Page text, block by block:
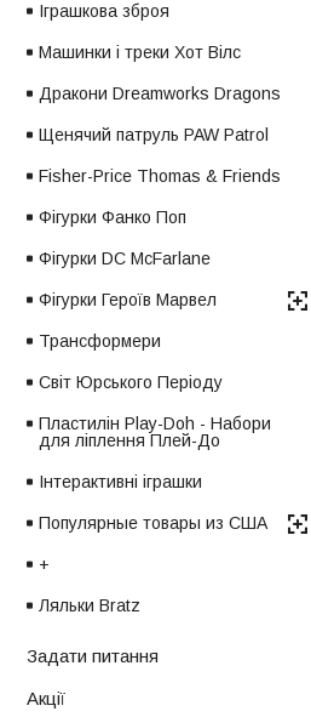
Іграшкова зброя
Машинки і треки Хот Вілс
Дракони Dreamworks Dragons
Щенячий патруль PAW Patrol
Fisher-Price Thomas & Friends
Фігурки Фанко Поп
Фігурки DC McFarlane
Фігурки Героїв Марвел
Трансформери
Світ Юрського Періоду
Пластилін Play-Doh - Набори
для ліплення Плей-До
Інтерактивні іграшки
Популярные товары из США
+
Ляльки Bratz
Задати питання
Акції